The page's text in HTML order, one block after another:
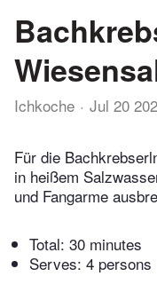
Ichkoche Jul 20
Für die
in heißem
und Fangarme
Total: 30 minutes
Serves: 4 persons